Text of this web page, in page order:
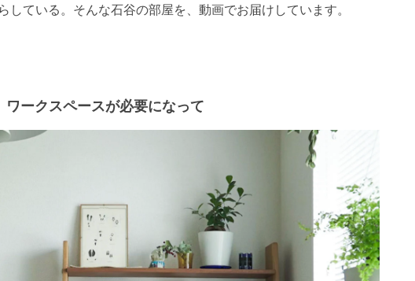
している。そんな石谷の部屋を、動画でお届けしています。
ワークスペースが必要になって